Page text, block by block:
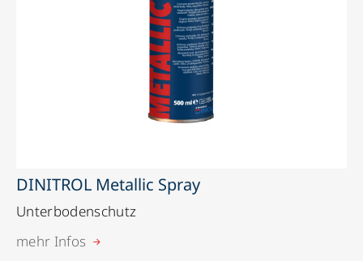
DINITROL Metallic Spray
Unterbodenschutz
mehr Infos